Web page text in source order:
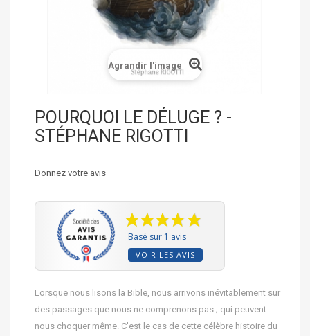
Agrandir l'image
POURQUOI LE DÉLUGE ? -
STÉPHANE RIGOTTI
Donnez votre avis
Basé sur 1 avis
VOIR LES AVIS
Lorsque nous lisons la Bible, nous arrivons inévitablement sur
des passages que nous ne comprenons pas ; qui peuvent
nous choquer même. C'est le cas de cette célèbre histoire du